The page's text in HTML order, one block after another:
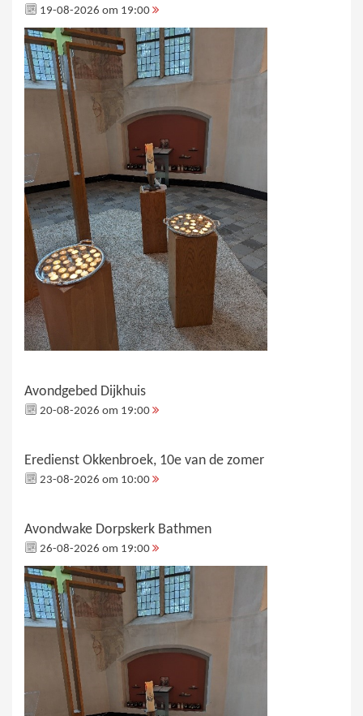
19-08-2026 om 19:00
Avondgebed Dijkhuis
20-08-2026 om 19:00
Eredienst Okkenbroek, 10e van de zomer
23-08-2026 om 10:00
Avondwake Dorpskerk Bathmen
26-08-2026 om 19:00